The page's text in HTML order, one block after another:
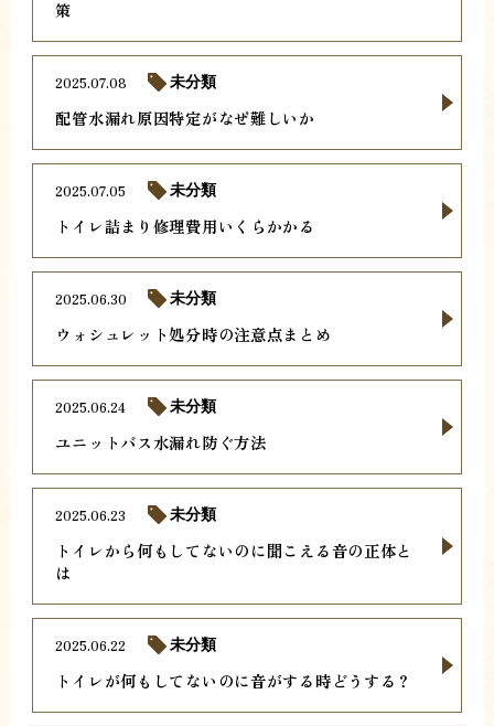
策
配管水漏れ原因特定がなぜ難しいか
2025.07.08 未分類
トイレ詰まり修理費用いくらかかる
2025.07.05 未分類
ウォシュレット処分時の注意点まとめ
2025.06.30 未分類
ユニットバス水漏れ防ぐ方法
2025.06.24 未分類
トイレから何もしてないのに聞こえる音の正体と
は
2025.06.23 未分類
トイレが何もしてないのに音がする時どうする？
2025.06.22 未分類